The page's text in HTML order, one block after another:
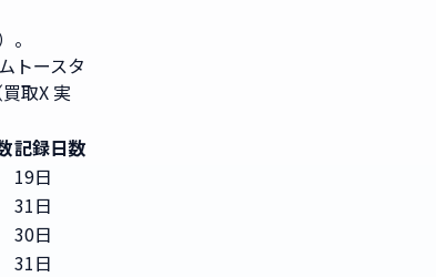
トースタ
取X 実
記録日数
19日
31日
30日
31日